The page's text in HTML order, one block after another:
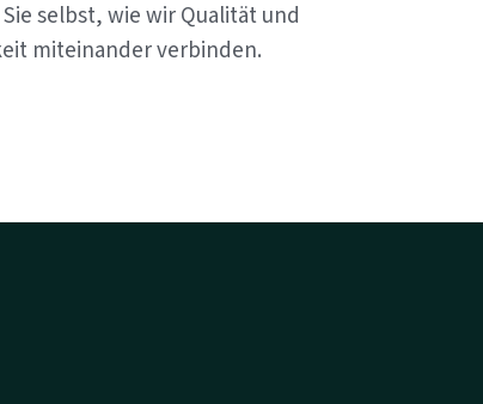
selbst, wie wir Qualität und
miteinander verbinden.